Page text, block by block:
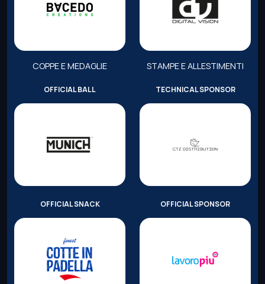
COPPE E MEDAGLIE STAMPE E ALLESTIMENTI
OFFICIAL BALL TECHNICAL SPONSOR
OFFICIAL SNACK OFFICIAL SPONSOR